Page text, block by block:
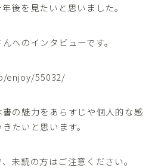
後を見たいと思いました。
へのインタビューです。
enjoy/55032/
の魅力をあらすじや個人的な感
たいと思います。
未読の方はご注意ください。